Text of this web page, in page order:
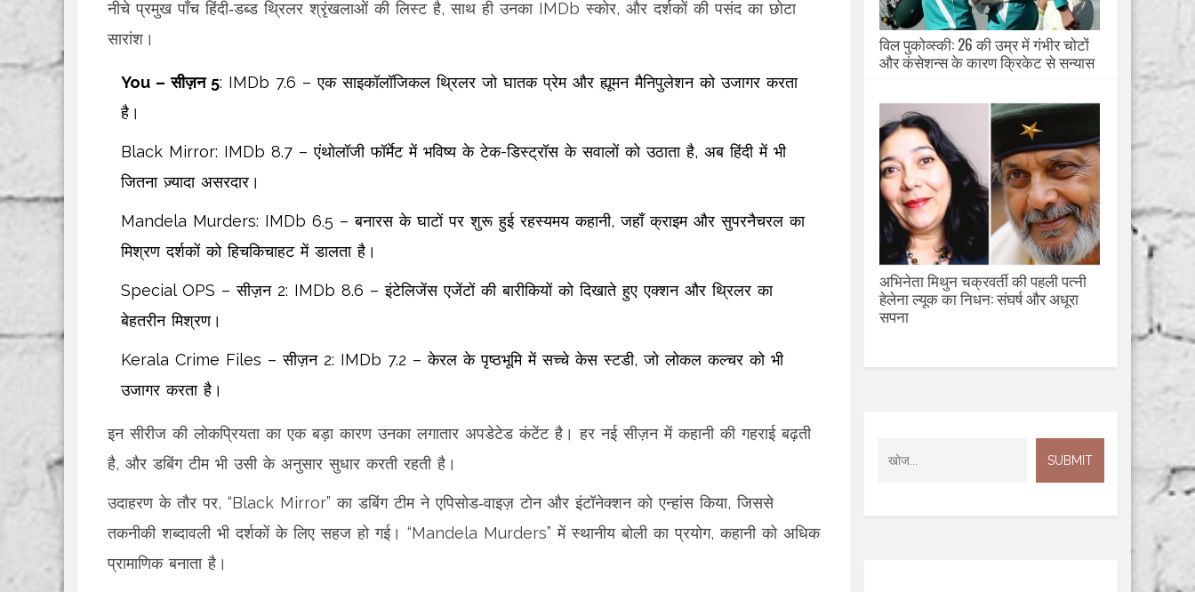
नीचे प्रमुख पाँच हिंदी‑डब्ड थ्रिलर श्रृंखलाओं की लिस्ट है, साथ ही उनका IMDb स्कोर, और दर्शकों की पसंद का छोटा
सारांश।
You – सीज़न 5: IMDb 7.6 – एक साइकॉलॉजिकल थ्रिलर जो घातक प्रेम और ह्यूमन मैनिपुलेशन को उजागर करता
है।
Black Mirror: IMDb 8.7 – एंथोलॉजी फॉर्मेट में भविष्य के टेक-डिस्ट्रॉस के सवालों को उठाता है, अब हिंदी में भी
जितना ज़्यादा असरदार।
Mandela Murders: IMDb 6.5 – बनारस के घाटों पर शुरू हुई रहस्यमय कहानी, जहाँ क्राइम और सुपरनैचरल का
मिश्रण दर्शकों को हिचकिचाहट में डालता है।
Special OPS – सीज़न 2: IMDb 8.6 – इंटेलिजेंस एजेंटों की बारीकियों को दिखाते हुए एक्शन और थ्रिलर का
बेहतरीन मिश्रण।
Kerala Crime Files – सीज़न 2: IMDb 7.2 – केरल के पृष्ठभूमि में सच्चे केस स्टडी, जो लोकल कल्चर को भी
उजागर करता है।
इन सीरीज की लोकप्रियता का एक बड़ा कारण उनका लगातार अपडेटेड कंटेंट है। हर नई सीज़न में कहानी की गहराई बढ़ती
है, और डबिंग टीम भी उसी के अनुसार सुधार करती रहती है।
उदाहरण के तौर पर, “Black Mirror” का डबिंग टीम ने एपिसोड‑वाइज़ टोन और इंटॉनेक्शन को एन्हांस किया, जिससे
तकनीकी शब्दावली भी दर्शकों के लिए सहज हो गई। “Mandela Murders” में स्थानीय बोली का प्रयोग, कहानी को अधिक
प्रामाणिक बनाता है।
विल पुकोव्स्की: 26 की उम्र में गंभीर चोटों
और कंसेशन्स के कारण क्रिकेट से सन्यास
अभिनेता मिथुन चक्रवर्ती की पहली पत्नी
हेलेना ल्यूक का निधन: संघर्ष और अधूरा
सपना